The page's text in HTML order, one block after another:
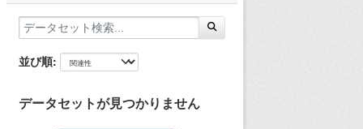
並び順
データセットが見つかりません